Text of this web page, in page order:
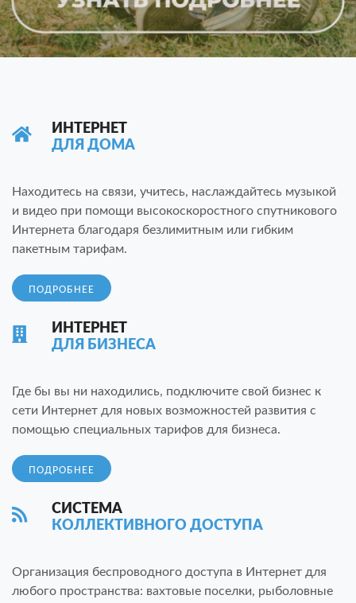
ИНТЕРНЕТ
ДЛЯ ДОМА
Находитесь на связи, учитесь, наслаждайтесь музыкой
и видео при помощи высокоскоростного спутникового
Интернета благодаря безлимитным или гибким
пакетным тарифам.
ПОДРОБНЕЕ
ИНТЕРНЕТ
ДЛЯ БИЗНЕСА
Где бы вы ни находились, подключите свой бизнес к
сети Интернет для новых возможностей развития с
помощью специальных тарифов для бизнеса.
ПОДРОБНЕЕ
СИСТЕМА
КОЛЛЕКТИВНОГО ДОСТУПА
Организация беспроводного доступа в Интернет для
любого пространства: вахтовые поселки, рыболовные